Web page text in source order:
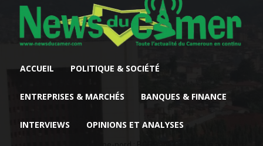
ACCUEIL POLITIQUE & SOCIÉTÉ
ENTREPRISES & MARCHÉS BANQUES & FINANCE
INTERVIEWS OPINIONS ET ANALYSES